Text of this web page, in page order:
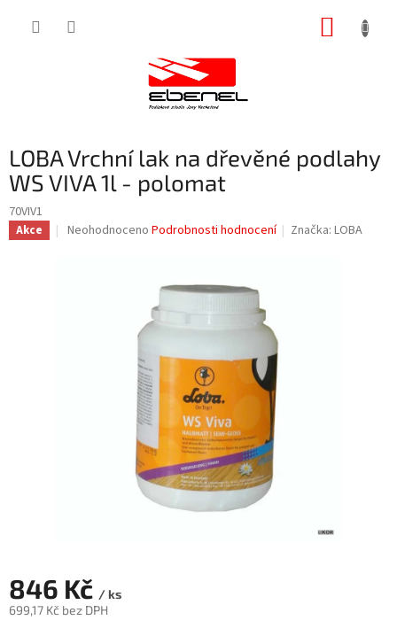
LOBA Vrchní lak na dřevěné podlahy
WS VIVA 1l - polomat
70VIV1
Akce
Průměrné
Neohodnoceno Podrobnosti hodnocení Značka:LOBA
846 Kč / ks
699,17 Kč bez DPH